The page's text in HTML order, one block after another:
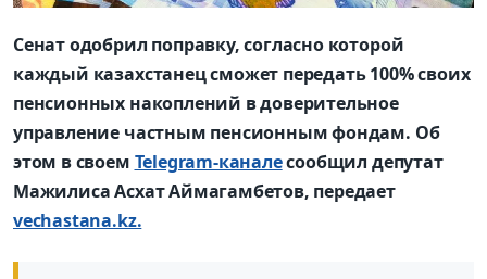
Сенат одобрил поправку, согласно которой
каждый казахстанец сможет передать 100% своих
пенсионных накоплений в доверительное
управление частным пенсионным фондам. Об
этом в своем Telegram-каналесообщил депутат
Мажилиса Асхат Аймагамбетов, передает
vechastana.kz.